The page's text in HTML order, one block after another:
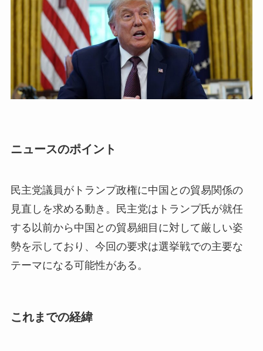
ニュースのポイント
民主党議員がトランプ政権に中国との貿易関係の
見直しを求める動き。民主党はトランプ氏が就任
する以前から中国との貿易細目に対して厳しい姿
勢を示しており、今回の要求は選挙戦での主要な
テーマになる可能性がある。
これまでの経緯